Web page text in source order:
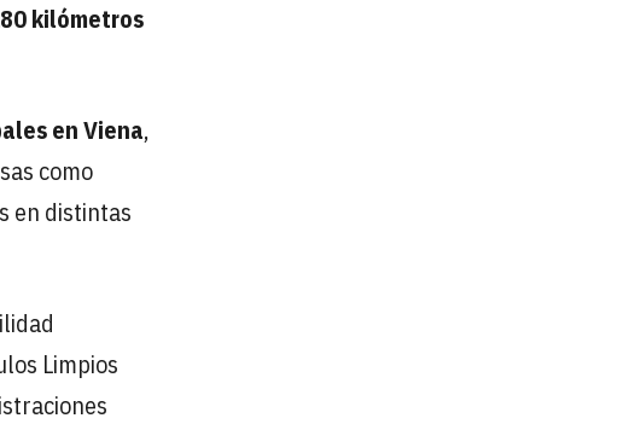
kilómetros
en Viena,
como
en distintas
Limpios